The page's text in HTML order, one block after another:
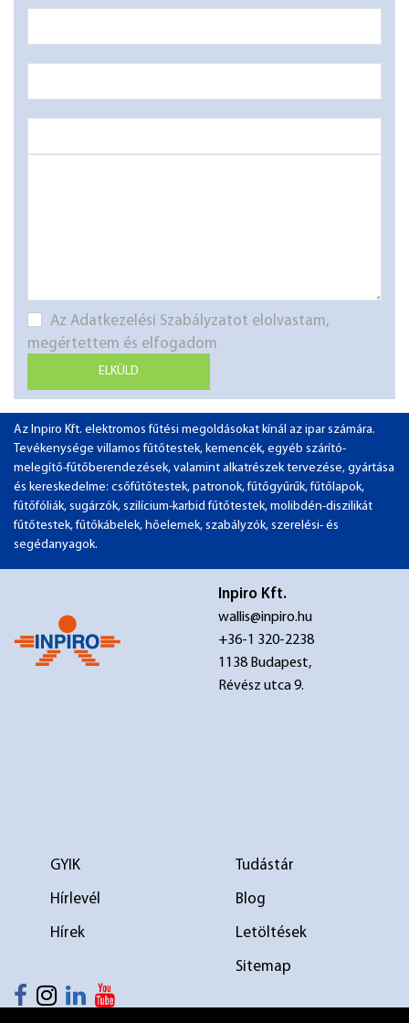
Az Adatkezelési Szabályzatot elolvastam,
megértettem és elfogadom
ELKÜLD
Az Inpiro Kft. elektromos fűtési megoldásokat kínál az ipar számára.
Tevékenysége villamos fűtőtestek, kemencék, egyéb szárító-
melegítő-fűtőberendezések, valamint alkatrészek tervezése, gyártása
és kereskedelme: csőfűtőtestek, patronok, fűtőgyűrűk, fűtőlapok,
fűtőfóliák, sugárzók, szilícium-karbid fűtőtestek, molibdén-diszilikát
fűtőtestek, fűtőkábelek, hőelemek, szabályzók, szerelési- és
segédanyagok.
Inpiro Kft.
wallis@inpiro.hu
+36-1 320-2238
1138 Budapest,
Révész utca 9.
GYIK
Hírlevél
Hírek
elválasztó 2
Tudástár
Blog
Letöltések
Sitemap